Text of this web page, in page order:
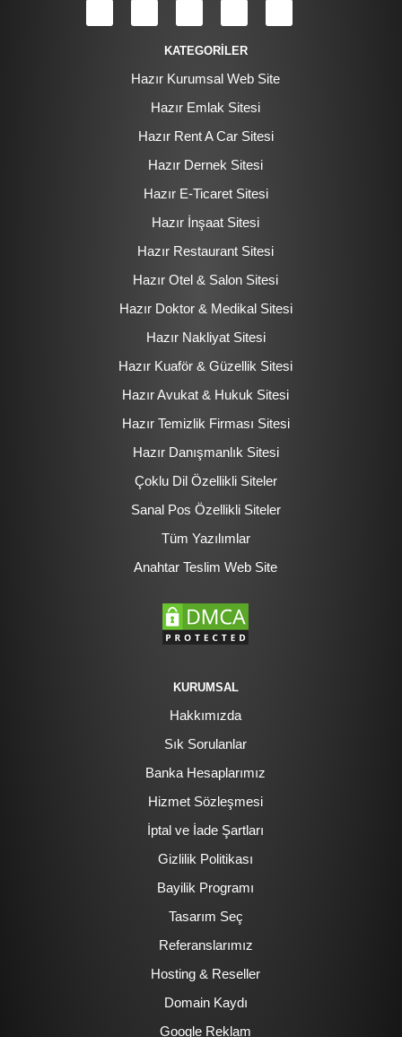
KATEGORİLER
Hazır Kurumsal Web Site
Hazır Emlak Sitesi
Hazır Rent A Car Sitesi
Hazır Dernek Sitesi
Hazır E-Ticaret Sitesi
Hazır İnşaat Sitesi
Hazır Restaurant Sitesi
Hazır Otel & Salon Sitesi
Hazır Doktor & Medikal Sitesi
Hazır Nakliyat Sitesi
Hazır Kuaför & Güzellik Sitesi
Hazır Avukat & Hukuk Sitesi
Hazır Temizlik Firması Sitesi
Hazır Danışmanlık Sitesi
Çoklu Dil Özellikli Siteler
Sanal Pos Özellikli Siteler
Tüm Yazılımlar
Anahtar Teslim Web Site
KURUMSAL
Hakkımızda
Sık Sorulanlar
Banka Hesaplarımız
Hizmet Sözleşmesi
İptal ve İade Şartları
Gizlilik Politikası
Bayilik Programı
Tasarım Seç
Referanslarımız
Hosting & Reseller
Domain Kaydı
Google Reklam